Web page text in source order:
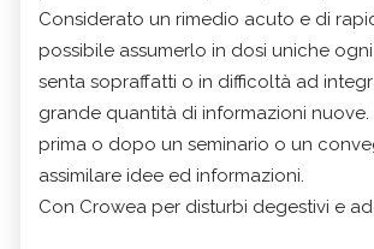
Considerato un rimedio acuto e di
possibile assumerlo in dosi uniche
senta sopraffatti o in difficoltà ad
grande quantità di informazioni nuove.
prima o dopo un seminario o un
assimilare idee ed informazioni.
Con Crowea per disturbi degestivi e